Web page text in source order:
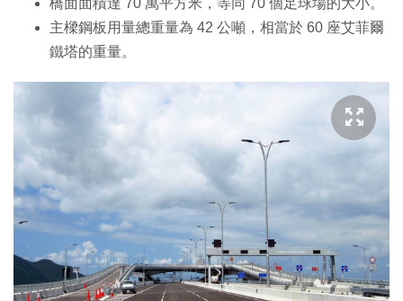
橋面面積達 70 萬平方米，等同 70 個足球場的大小。
主樑鋼板用量總重量為 42 公噸，相當於 60 座艾菲爾
鐵塔的重量。